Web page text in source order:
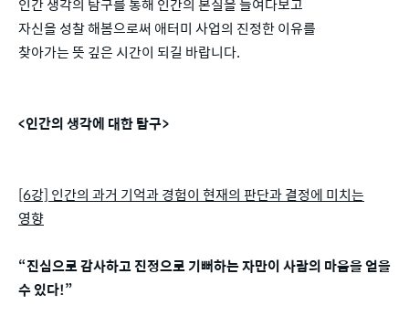
인간 생각의 탐구를 통해 인간의 본질을 들여다보고
자신을 성찰 해봄으로써 애터미 사업의 진정한 이유를
찾아가는 뜻 깊은 시간이 되길 바랍니다.
<인간의 생각에 대한 탐구>
[6강] 인간의 과거 기억과 경험이 현재의 판단과 결정에 미치는
영향
“진심으로 감사하고 진정으로 기뻐하는 자만이 사람의 마음을 얻을
수 있다!”